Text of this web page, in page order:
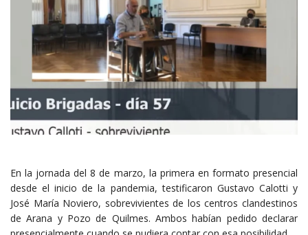
En la jornada del 8 de marzo, la primera en formato presencial
desde el inicio de la pandemia, testificaron Gustavo Calotti y
José María Noviero, sobrevivientes de los centros clandestinos
de Arana y Pozo de Quilmes. Ambos habían pedido declarar